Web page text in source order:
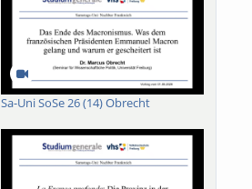
Sa-Uni SoSe 26 (14) Obrecht